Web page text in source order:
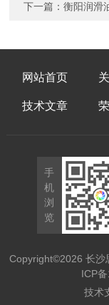
下一篇：衡阳润滑
网站首页
技术文章
手
机
浏
览
Copyright©2026 长
ICP
技术